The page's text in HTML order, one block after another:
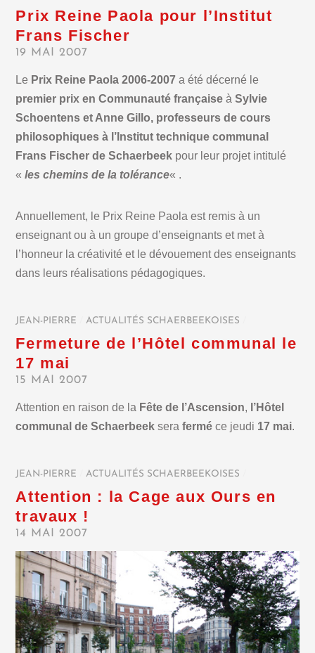
Prix Reine Paola pour l’Institut
Frans Fischer
19 MAI 2007
Le Prix Reine Paola 2006-2007 a été décerné le
premier prix en Communauté française àSylvie
Schoentens et Anne Gillo, professeurs de cours
philosophiques à l’Institut technique communal
Frans Fischer de Schaerbeek pour leur projet intitulé
«les chemins de la tolérance« .
Annuellement, le Prix Reine Paola est remis à un
enseignant ou à un groupe d’enseignants et met à
l’honneur la créativité et le dévouement des enseignants
dans leurs réalisations pédagogiques.
JEAN-PIERRE ACTUALITÉS SCHAERBEEKOISES
Fermeture de l’Hôtel communal le
17 mai
15 MAI 2007
Attention en raison de la Fête de l’Ascension, l’Hôtel
communal de Schaerbeek serafermé ce jeudi 17 mai.
JEAN-PIERRE ACTUALITÉS SCHAERBEEKOISES
Attention : la Cage aux Ours en
travaux !
14 MAI 2007